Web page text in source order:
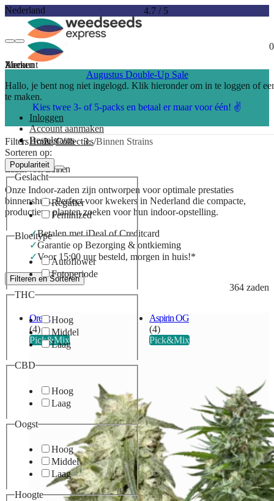
Nederland 4.7 /5
0
Account
Hallo, je bent nog niet ingelogd. Klik hieronder om in te loggen of
te maken.
Inloggen
Account aanmaken
Bestelstatus
Menu
Zoeken
Augustus Double-Up Sale
Kies twee 3- of 5-packs en betaal er maar voor één! ✌️
Filters
Sorteren op:
Populariteit
Geslacht
Regulier
Feminized
Bloeitype
Autoflower
Fotoperiode
THC
Hoog
Middel
Laag
CBD
Hoog
Laag
Oogst
Hoog
Middel
Laag
Hoogte
Home Collecties Binnen Strains
Zaden voor Binnen
Onze Indoor-zaden zijn ontworpen voor optimale prestaties
binnenshuis. Perfect voor kwekers in Nederland die compacte,
productieve planten zoeken voor hun indoor-opstelling.
Betalen met iDeal of Creditcard
Garantie op Bezorging & ontkieming
Voor 15:00 uur besteld, morgen in huis!*
Filteren en Sorteren
364 zaden
Oreoz
(4)
Pick&Mix
Aspirin OG
(4)
Pick&Mix